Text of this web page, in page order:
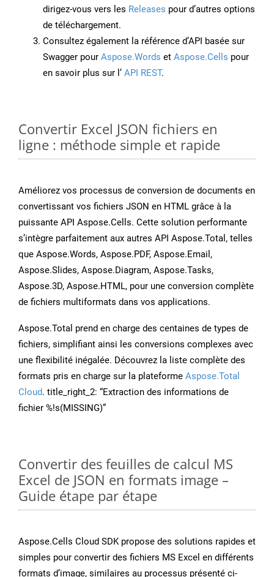
dirigez-vous vers les Releases pour d’autres options
de téléchargement.
Consultez également la référence d’API basée sur
Swagger pour Aspose.Words et Aspose.Cells pour
en savoir plus sur l’ API REST.
Convertir Excel JSON fichiers en
ligne : méthode simple et rapide
Améliorez vos processus de conversion de documents en
convertissant vos fichiers JSON en HTML grâce à la
puissante API Aspose.Cells. Cette solution performante
s’intègre parfaitement aux autres API Aspose.Total, telles
que Aspose.Words, Aspose.PDF, Aspose.Email,
Aspose.Slides, Aspose.Diagram, Aspose.Tasks,
Aspose.3D, Aspose.HTML, pour une conversion complète
de fichiers multiformats dans vos applications.
Aspose.Total prend en charge des centaines de types de
fichiers, simplifiant ainsi les conversions complexes avec
une flexibilité inégalée. Découvrez la liste complète des
formats pris en charge sur la plateforme Aspose.Total
Cloud. title_right_2: “Extraction des informations de
fichier %!s(MISSING)”
Convertir des feuilles de calcul MS
Excel de JSON en formats image –
Guide étape par étape
Aspose.Cells Cloud SDK propose des solutions rapides et
simples pour convertir des fichiers MS Excel en différents
formats d’image, similaires au processus présenté ci-